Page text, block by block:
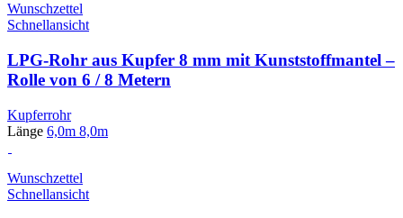
Wunschzettel
Schnellansicht
LPG-Rohr aus Kupfer 8 mm mit Kunststoffmantel –
Rolle von 6 / 8 Metern
Kupferrohr
Länge 6,0m 8,0m
Wunschzettel
Schnellansicht